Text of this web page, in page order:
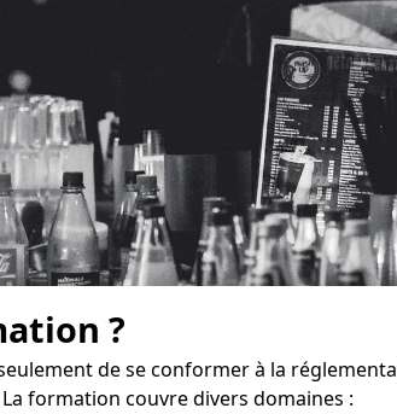
?
de se conformer à la
formation couvre divers domaines :